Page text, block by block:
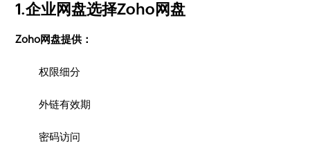
1.企业网盘选择Zoho网盘
Zoho网盘提供：
权限细分
外链有效期
密码访问